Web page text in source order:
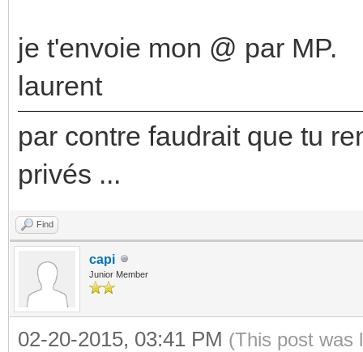
je t'envoie mon @ par MP.
laurent
par contre faudrait que tu
privés ...
Find
capi
Junior Member
02-20-2015, 03:41 PM (This post was